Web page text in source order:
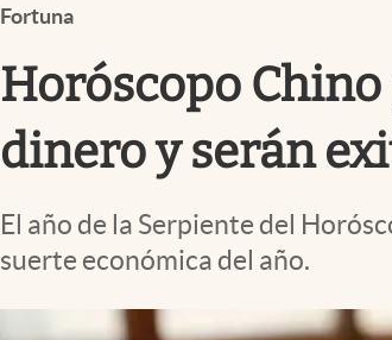
Brand Strategy
Vida y estilo
Tv
Espiritualidad
abre en nueva pestaña
Fortuna
Horóscopo
dinero y serán
El año de la Serpiente del
suerte económica del año.